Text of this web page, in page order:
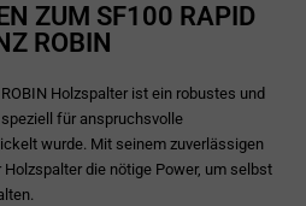
ZUM SF100 RAPID
ROBIN
Holzspalter ist ein robustes und
für anspruchsvolle
wurde. Mit seinem zuverlässigen
die nötige Power, um selbst